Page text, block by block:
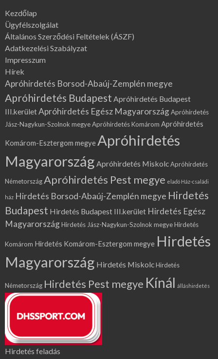
Kezdőlap
Ügyfélszolgálat
Általános Szerződési Feltételek (ÁSZF)
Adatkezelési Szabályzat
Impresszum
Hírek
Apróhirdetés Borsod-Abaúj-Zemplén megye
Apróhirdetés Budapest Apróhirdetés Budapest
III.kerületApróhirdetés Egész MagyarországApróhirdetés
Jász-Nagykun-Szolnok megyeApróhirdetés Komárom Apróhirdetés
Komárom-Esztergom megyeApróhirdetés
Magyarország Apróhirdetés MiskolcApróhirdetés
NémetországApróhirdetés Pest megye eladó Ház-családi
ház Hirdetés Borsod-Abaúj-Zemplén megye Hirdetés
Budapest Hirdetés Budapest III.kerület Hirdetés Egész
MagyarországHirdetés Jász-Nagykun-Szolnok megyeHirdetés
Komárom Hirdetés Komárom-Esztergom megye Hirdetés
Magyarország Hirdetés MiskolcHirdetés
Németország Hirdetés Pest megye Kínál álláshirdetés
Hirdetés feladás